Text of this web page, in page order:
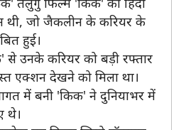
थी, जो जैकलीन के करियर के
हुई।
से उनके करियर को बड़ी रफ्तार
एक्शन देखने को मिला था।
में बनी 'किक' ने दुनियाभर में
थे।